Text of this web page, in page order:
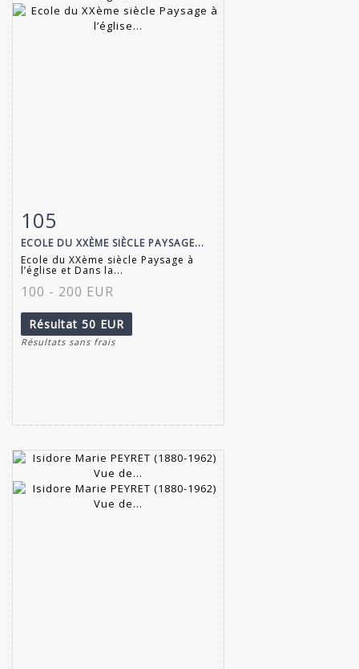
Fiche détaillée
105
ECOLE DU XXÈME SIÈCLE PAYSAGE...
Ecole du XXème siècle Paysage à
l’église et Dans la...
100 - 200 EUR
Résultat 50 EUR
Résultats sans frais